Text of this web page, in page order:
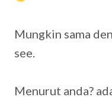
Mungkin sama
see.
Menurut anda?